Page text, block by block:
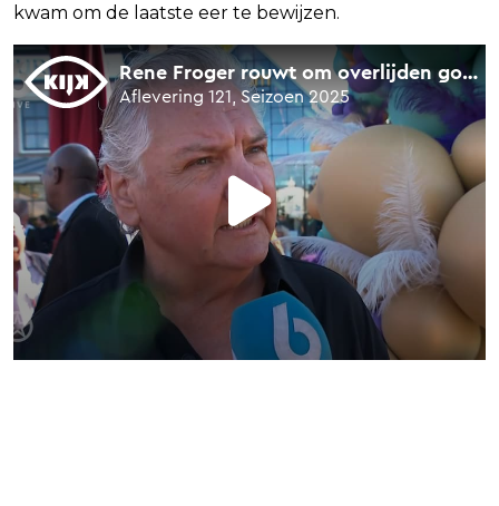
kwam om de laatste eer te bewijzen.